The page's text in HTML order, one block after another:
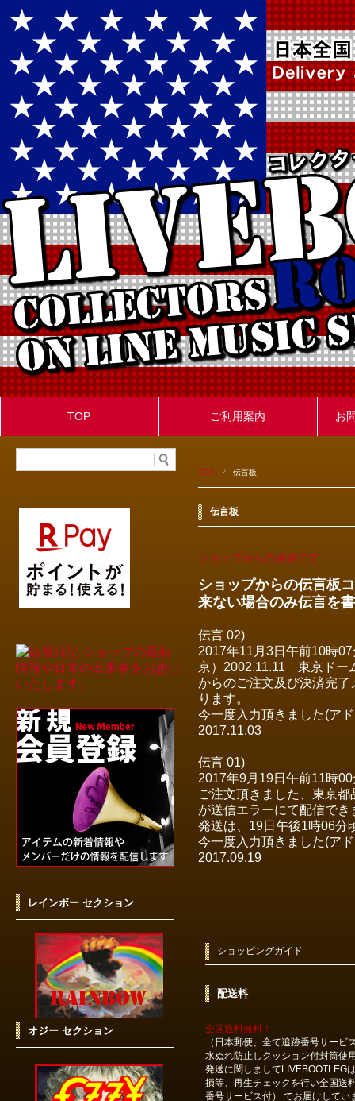
TOP ご利用案内 お
TOP 伝言板
伝言板
ショップからの連絡です
ショップからの伝言板
来ない場合のみ伝言を
伝言 02)
2017年11月3日午前10時
京）2002.11.11 東京ドー
からのご注文及び決済完
ります。
今一度入力頂きました(ア
2017.11.03
伝言 01)
2017年9月19日午前11時
ご注文頂きました、東京
が送信エラーにて配信で
発送は、19日午後1時06分
今一度入力頂きました(ア
2017.09.19
ショッピングガイド
配送料
全国送料無料！
（日本郵便、全て追跡番号サービ
水ぬれ防止しクッション付封筒使
発送に関しましてLIVEBOOTLEG
損等、再生チェックを行い全国送
番号サービス付） でお届けしてい
レインボー セクション
オジー セクション